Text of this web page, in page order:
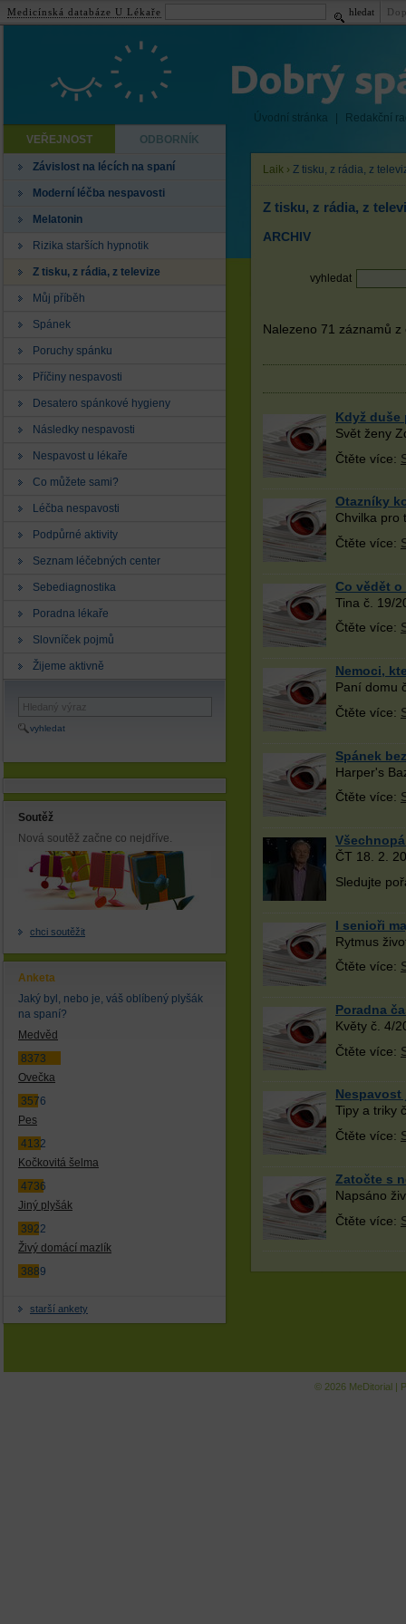
Úvodní stránka
Redakční
VEŘEJNOST
ODBORNÍK
Závislost na lécích na spaní
Moderní léčba nespavosti
Melatonin
Rizika starších hypnotik
Z tisku, z rádia, z televize
Můj příběh
Spánek
Poruchy spánku
Příčiny nespavosti
Desatero spánkové hygieny
Následky nespavosti
Nespavost u lékaře
Co můžete sami?
Léčba nespavosti
Podpůrné aktivity
Seznam léčebných center
Sebediagnostika
Poradna lékaře
Slovníček pojmů
Žijeme aktivně
vyhledat
Soutěž
Nová soutěž začne co nejdříve.
chci soutěžit
Anketa
Jaký byl, nebo je, váš oblíbený plyšák
na spaní?
Medvěd
8373
Ovečka
3576
Pes
4132
Kočkovitá šelma
4736
Jiný plyšák
3922
Živý domácí mazlík
3889
starší ankety
Laik › Z tisku, z rádia, z
Z tisku, z rádia, z
ARCHIV
vyhledat
Nalezeno 71 záznamů
Když
Svět ženy
Čtěte více:
Otazníky
Chvilka pro
Čtěte více:
Co vědět
Tina č. 19/
Čtěte více:
Nemoci,
Paní domu
Čtěte více:
Spánek
Harper's
Čtěte více:
ČT 18. 2.
Sledujte
I senioři
Rytmus
Čtěte více:
Poradna
Květy č. 4/
Čtěte více:
Tipy a triky
Čtěte více:
Zatočte s
Napsáno
Čtěte více:
© 2026 MeDitorial |
Medicínská databáze U Lékaře hledat